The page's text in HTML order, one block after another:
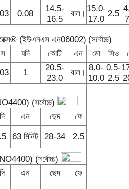
0.08
14.5-
16.5
বাল। 15.0-
17.0
2.5
(ইউএনএস এন06002) (সর্বোচ্চ)
যদি কোটি এন মো সিও
1
20.5-
23.0
বাল। 8.0-
10.0
0.5-
2.5
(সর্বোচ্চ)
এন ছেদ ফে
63 মিনিট 28-34 2.5
(সর্বোচ্চ)
এন ছেদ
ফে